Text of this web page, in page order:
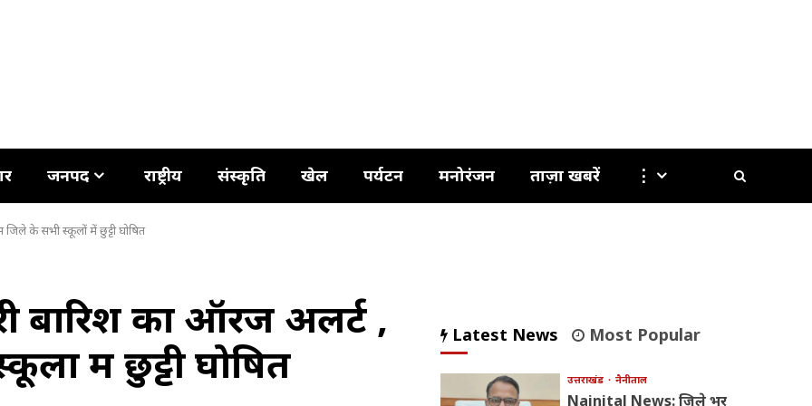
जनपद राष्ट्रीय संस्कृति खेल पर्यटन मनोरंजन ताज़ा खबरें ⋮
के सभी स्कूलों में छुट्टी घोषित
बारिश का ऑरेंज अलर्ट ,
में छुट्टी घोषित
Latest News Most Popular
उत्तराखंड नैनीताल
Nainital News: जिले भर